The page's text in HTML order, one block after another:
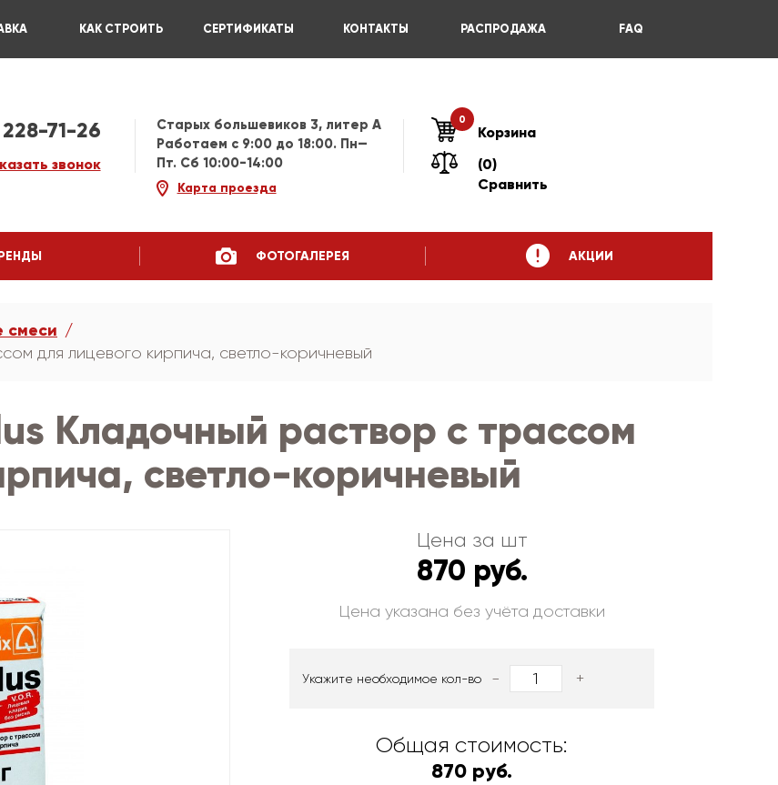
КАК СТРОИТЬ СЕРТИФИКАТЫ КОНТАКТЫ РАСПРОДАЖА FAQ
71-26
звонок
Старых большевиков 3, литер А
Работаем c 9:00 до 18:00. Пн—
Пт. Сб 10:00-14:00
Карта проезда
0
Корзина
(0)
Сравнить
ФОТОГАЛЕРЕЯ АКЦИИ
смеси
для лицевого кирпича, светло-коричневый
Кладочный раствор с трассом
светло-коричневый
Цена за шт
870 руб.
Цена указана без учёта доставки
Укажите необходимое кол-во - +
Общая стоимость:
870 руб.